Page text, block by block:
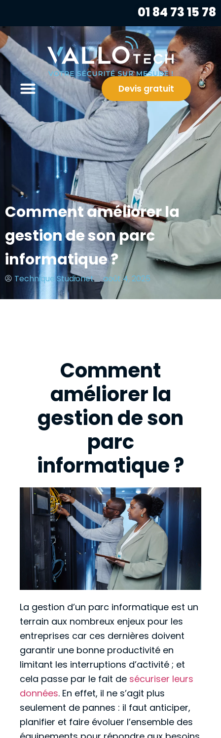
01 84 73 15 78
Devis gratuit
Comment améliorer la
gestion de son parc
informatique ?
Technique Studionet août 4, 2025
Comment
améliorer la
gestion de son
parc
informatique ?
La gestion d’un parc informatique est un
terrain aux nombreux enjeux pour les
entreprises car ces dernières doivent
garantir une bonne productivité en
limitant les interruptions d’activité ; et
cela passe par le fait de sécuriser leurs
données. En effet, il ne s’agit plus
seulement de pannes : il faut anticiper,
planifier et faire évoluer l’ensemble des